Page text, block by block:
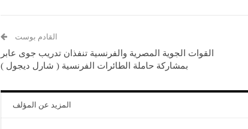
القادم بوست
القوات الجوية المصرية والفرنسية تنفذان تدريب جوى عابر
بمشاركة حاملة الطائرات الفرنسية ( شارل ديجول )
المزيد عن المؤلف